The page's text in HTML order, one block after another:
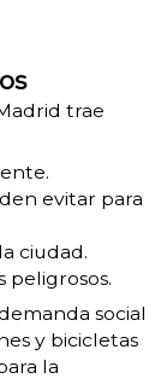
trae
evitar para
ciudad.
peligrosos.
social
y bicicletas
la